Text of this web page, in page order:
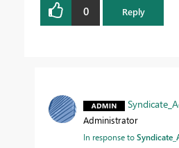
0 Reply
Administrator
In response to